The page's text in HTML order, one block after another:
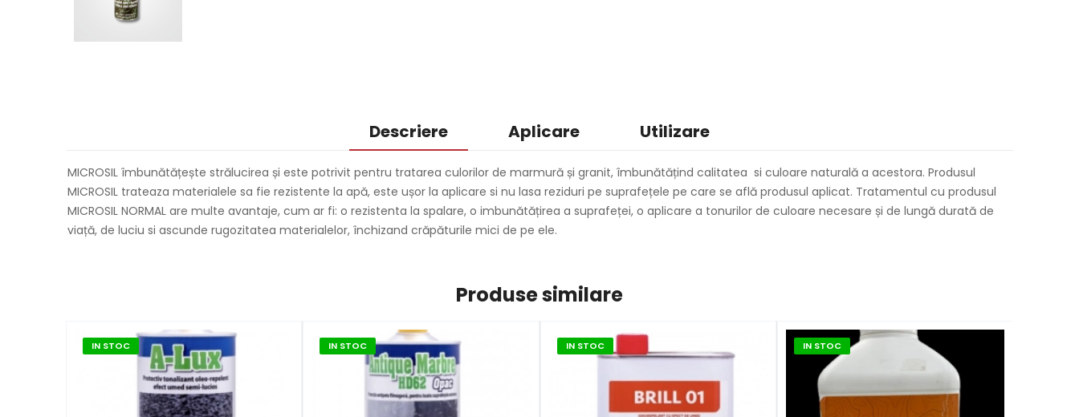
Descriere Aplicare Utilizare
MICROSIL îmbunătățește strălucirea și este potrivit pentru tratarea culorilor de marmură și granit, îmbunătățind calitatea si culoare naturală a acestora. Produsul
MICROSIL trateaza materialele sa fie rezistente la apă, este ușor la aplicare si nu lasa reziduri pe suprafețele pe care se află produsul aplicat. Tratamentul cu produsul
MICROSIL NORMAL are multe avantaje, cum ar fi: o rezistenta la spalare, o imbunătățirea a suprafeței, o aplicare a tonurilor de culoare necesare și de lungă durată de
viață, de luciu si ascunde rugozitatea materialelor, închizand crăpăturile mici de pe ele.
Produse similare
IN STOC IN STOC IN STOC IN STOC